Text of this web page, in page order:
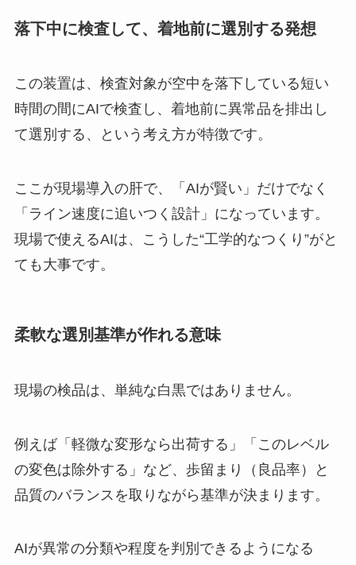
落下中に検査して、着地前に選別する発想
この装置は、検査対象が空中を落下している短い
時間の間にAIで検査し、着地前に異常品を排出し
て選別する、という考え方が特徴です。
ここが現場導入の肝で、「AIが賢い」だけでなく
「ライン速度に追いつく設計」になっています。
現場で使えるAIは、こうした“工学的なつくり”がと
ても大事です。
柔軟な選別基準が作れる意味
現場の検品は、単純な白黒ではありません。
例えば「軽微な変形なら出荷する」「このレベル
の変色は除外する」など、歩留まり（良品率）と
品質のバランスを取りながら基準が決まります。
AIが異常の分類や程度を判別できるようになる